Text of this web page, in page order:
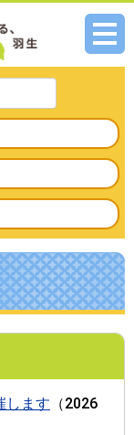
メニ
します （2026